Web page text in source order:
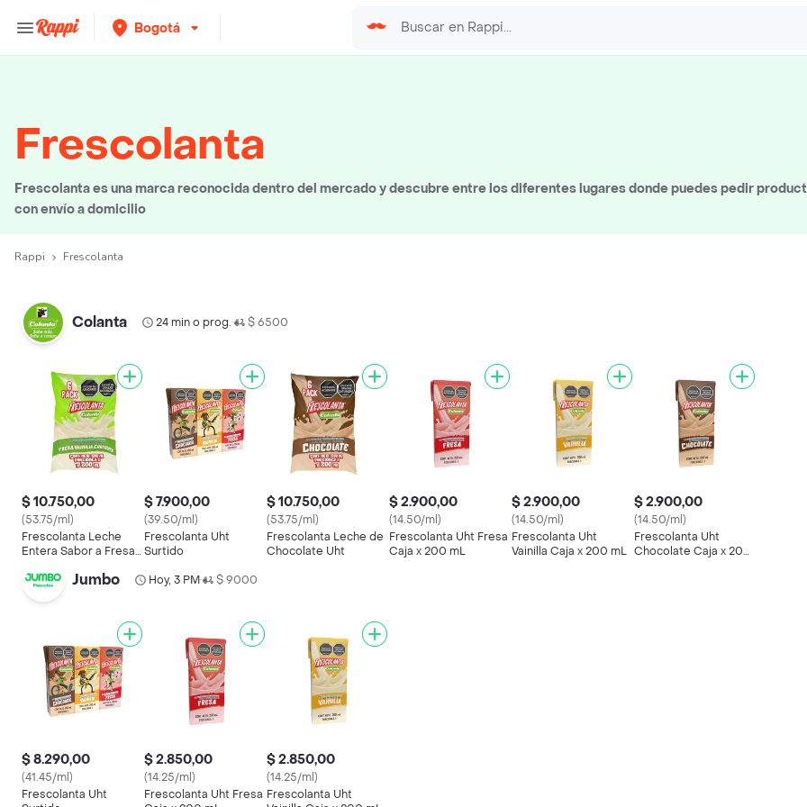
Bogotá
Frescolanta
Frescolanta es una marca reconocida dentro del mercado y descubre entre los diferentes lugares donde puedes pedir
con envío a domicilio
Rappi Frescolanta
Colanta 24 min o prog.• $ 6500
$ 10.750,00
(53.75/ml)
Frescolanta Leche
Entera Sabor a Fresa
$ 7.900,00
(39.50/ml)
Frescolanta Uht
Surtido
$ 10.750,00
(53.75/ml)
Frescolanta Leche de
Chocolate Uht
$ 2.900,00
(14.50/ml)
Frescolanta Uht Fresa
Caja x 200 mL
$ 2.900,00
(14.50/ml)
Frescolanta Uht
Vainilla Caja x 200 mL
$ 2.900,00
(14.50/ml)
Frescolanta Uht
Chocolate Caja x 200
Jumbo Hoy, 3 PM• $ 9000
$ 8.290,00
(41.45/ml)
Frescolanta Uht
$ 2.850,00
(14.25/ml)
Frescolanta Uht Fresa
$ 2.850,00
(14.25/ml)
Frescolanta Uht